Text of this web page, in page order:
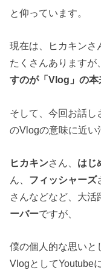
と仰っています。
現在は、ヒカキンさ
たくさんありますが、
すのが「Vlog」の本
そして、今回お話し
のVlogの意味に近い
ヒカキンさん、 はじ
ん、 フィッシャーズ
さんなどなど、大
ーバーですが、
僕の個人的な思いと
VlogとしてYoutube